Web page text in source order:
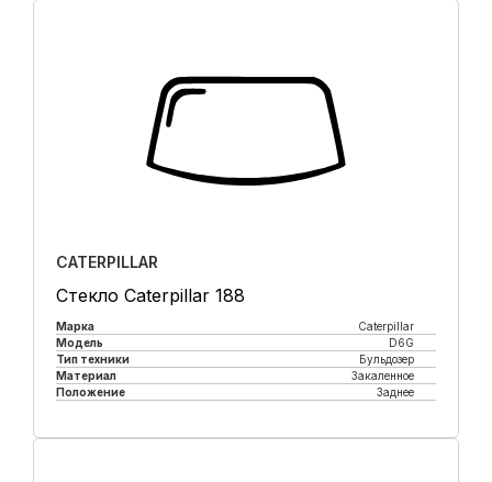
CATERPILLAR
Стекло Caterpillar 188
Марка
Caterpillar
Модель
D6G
Тип техники
Бульдозер
Материал
Закаленное
Положение
Заднее